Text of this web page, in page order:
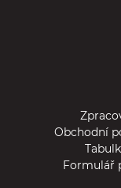
Obchodní
Formulář